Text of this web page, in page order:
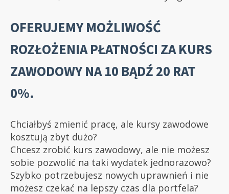
OFERUJEMY MOŻLIWOŚĆ
ROZŁOŻENIA PŁATNOŚCI ZA KURS
ZAWODOWY NA 10 BĄDŹ 20 RAT
0%.
Chciałbyś zmienić pracę, ale kursy zawodowe
kosztują zbyt dużo?
Chcesz zrobić kurs zawodowy, ale nie możesz
sobie pozwolić na taki wydatek jednorazowo?
Szybko potrzebujesz nowych uprawnień i nie
możesz czekać na lepszy czas dla portfela?